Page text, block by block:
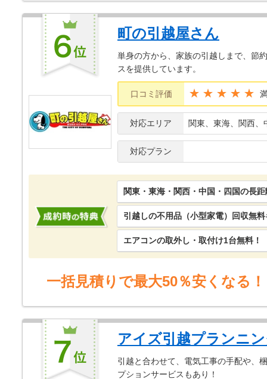
町の引越屋さん
単身の方から、家族の引越しまで、節
スを提供しています。
口コミ評価 ★★★★★
対応エリア 関東、東海、関西、
対応プラン
関東・東海・関西・中国・四国の長
引越しの不用品（小型家電）回収無
エアコンの取外し・取付け1台無料！
一括見積りで最大50％安くなる！
アイズ引越プランニ
引越と合わせて、電気工事の手配や、
プションサービスもあり！